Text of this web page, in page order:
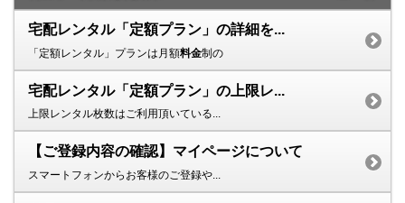
宅配レンタル「定額プラン」の詳細を...
「定額レンタル」プランは月額料金制の
宅配レンタル「定額プラン」の上限レ...
上限レンタル枚数はご利用頂いている...
【ご登録内容の確認】マイページについて
スマートフォンからお客様のご登録や...